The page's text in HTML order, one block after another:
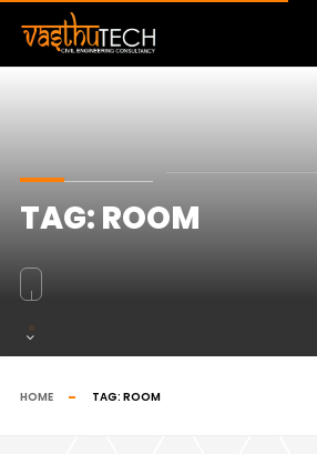
TAG:ROOM
HOME TAG: ROOM